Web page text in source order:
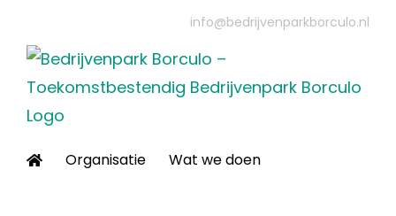
naar
inhoud
info@bedrijvenparkborculo.nl
Organisatie Wat we doen